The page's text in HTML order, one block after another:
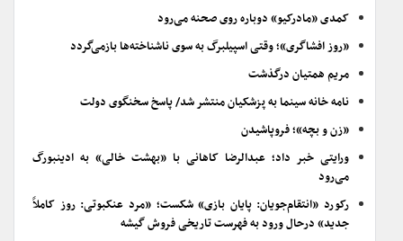
کمدی «مادرکیو» دوباره روی صحنه می‌رود
«روز افشاگری»؛ وقتی اسپیلبرگ به سوی ناشناخته‌ها بازمی‌گردد
مریم همتیان درگذشت
نامه خانه سینما به پزشکیان منتشر شد/ پاسخ سخنگوی دولت
«زن و بچه»؛ فروپاشیدن
ورایتی خبر داد؛ عبدالرضا کاهانی با «بهشت خالی» به ادینبورگ
می‌رود
رکورد «انتقام‌جویان: پایان بازی» شکست؛ «مرد عنکبوتی: روز کاملاً
جدید» درحال ورود به فهرست تاریخی فروش گیشه